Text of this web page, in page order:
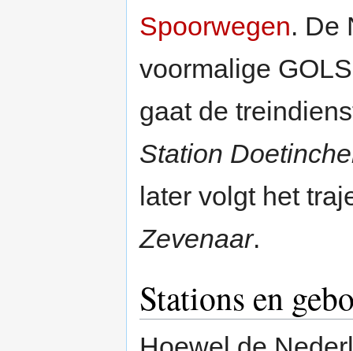
Spoorwegen. De
voormalige
gaat de
Station
later volgt het
Zevenaar.
Stations en